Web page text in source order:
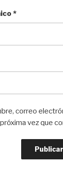
*
correo
vez que